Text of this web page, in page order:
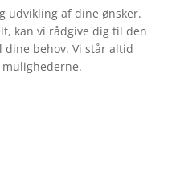
udvikling af dine ønsker.
kan vi rådgive dig til den
dine behov. Vi står altid